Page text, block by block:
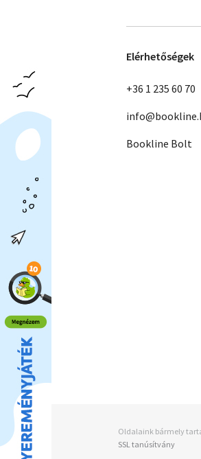
Elérhetőségek
+36 1 235 60 70
Bookline Bolt
Oldalaink bármely
SSL tanúsítvány